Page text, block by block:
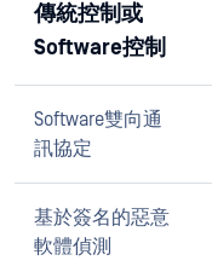
傳統控制或
Software控制
Software雙向通
訊協定
基於簽名的惡意
軟體偵測